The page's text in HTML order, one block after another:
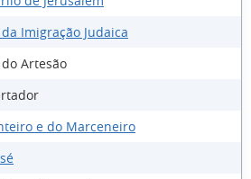
Imigração Judaica
Artesão
e do Marceneiro